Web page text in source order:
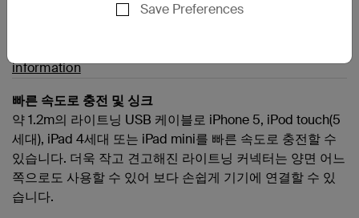
Save Preferences
information
빠른 속도로 충전 및 싱크
약 1.2m의 라이트닝 USB 케이블로 iPhone 5, iPod touch(5
세대), iPad 4세대 또는 iPad mini를 빠른 속도로 충전할 수
있습니다. 더욱 작고 견고해진 라이트닝 커넥터는 양면 어느
쪽으로도 사용할 수 있어 보다 손쉽게 기기에 연결할 수 있
습니다.